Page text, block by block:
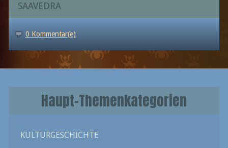
SAAVEDRA
0 Kommentar(e)
Haupt-Themenkategorien
KULTURGESCHICHTE